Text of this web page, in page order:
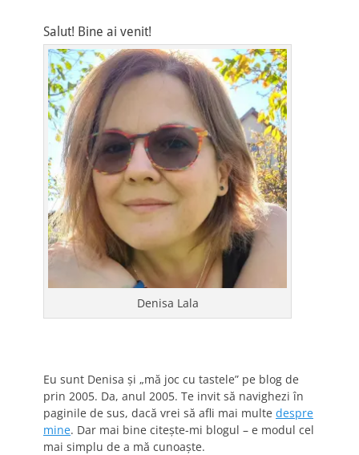
Salut! Bine ai venit!
Denisa Lala
Eu sunt Denisa și „mă joc cu tastele” pe blog de
prin 2005. Da, anul 2005. Te invit să navighezi în
paginile de sus, dacă vrei să afli mai multe despre
mine. Dar mai bine citește-mi blogul – e modul cel
mai simplu de a mă cunoaște.